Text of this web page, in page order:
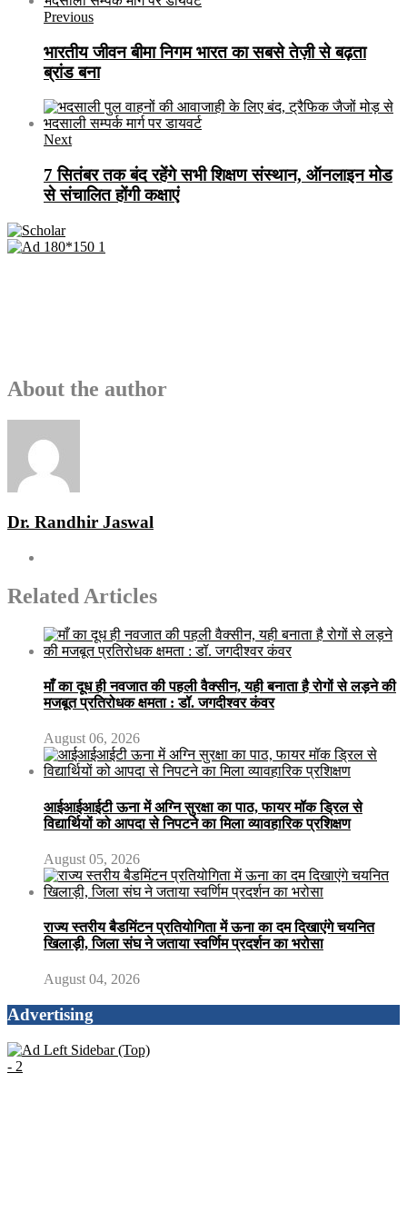
Previous
भारतीय जीवन बीमा निगम भारत का सबसे तेज़ी से बढ़ता
ब्रांड बना
Next
7 सितंबर तक बंद रहेंगे सभी शिक्षण संस्थान, ऑनलाइन मोड
से संचालित होंगी कक्षाएं
About the author
Dr. Randhir Jaswal
Related Articles
माँ का दूध ही नवजात की पहली वैक्सीन, यही बनाता है रोगों से लड़ने की
मजबूत प्रतिरोधक क्षमता : डॉ. जगदीश्वर कंवर
August 06, 2026
आईआईआईटी ऊना में अग्नि सुरक्षा का पाठ, फायर मॉक ड्रिल से
विद्यार्थियों को आपदा से निपटने का मिला व्यावहारिक प्रशिक्षण
August 05, 2026
राज्य स्तरीय बैडमिंटन प्रतियोगिता में ऊना का दम दिखाएंगे चयनित
खिलाड़ी, जिला संघ ने जताया स्वर्णिम प्रदर्शन का भरोसा
August 04, 2026
Advertising